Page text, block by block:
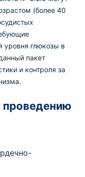
(более 40
уровня глюкозы в
пакет
и контроля за
проведению